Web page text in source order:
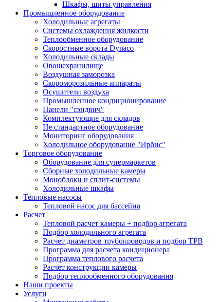
Шкафы, шиты управления
Промышленное оборудование
Холодильные агрегаты
Системы охлаждения жидкости
Теплообменное оборудование
Скоростные ворота Dynaco
Холодильные склады
Овощехранилище
Воздушная заморозка
Скороморозильные аппараты
Осушители воздуха
Промышленное кондиционирование
Панели "сэндвич"
Комплектующие для складов
Не стандартное оборудование
Мониторинг оборудования
Холодильное оборудование "Ирбис"
Торговое оборудование
Оборудование для супермаркетов
Сборные холодильные камеры
Моноблоки и сплит-системы
Холодильные шкафы
Тепловые насосы
Тепловой насос для бассейна
Расчет
Тепловой расчет камеры + подбор агрегата
Подбор холодильного агрегата
Расчет диаметров трубопроводов и подбор ТРВ
Программа для расчета кондиционера
Программа теплового расчета
Расчет конструкции камеры
Подбор теплообменного оборудования
Наши проекты
Услуги